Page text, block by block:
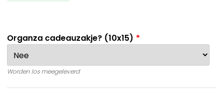
Organza cadeauzakje? (10x15)
Worden los meegeleverd